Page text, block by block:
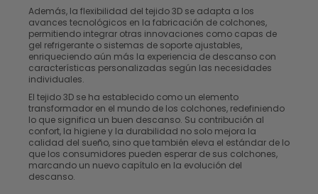
Además, la flexibilidad del tejido 3D se adapta a los
avances tecnológicos en la fabricación de colchones,
permitiendo integrar otras innovaciones como capas de
gel refrigerante o sistemas de soporte ajustables,
enriqueciendo aún más la experiencia de descanso con
características personalizadas según las necesidades
individuales.
El tejido 3D se ha establecido como un elemento
transformador en el mundo de los colchones, redefiniendo
lo que significa un buen descanso. Su contribución al
confort, la higiene y la durabilidad no solo mejora la
calidad del sueño, sino que también eleva el estándar de lo
que los consumidores pueden esperar de sus colchones,
marcando un nuevo capítulo en la evolución del
descanso.